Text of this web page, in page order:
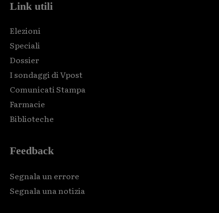
Link utili
Elezioni
Speciali
Dossier
I sondaggi di Vpost
Comunicati Stampa
Farmacie
Biblioteche
Feedback
Segnala un errore
Segnala una notizia